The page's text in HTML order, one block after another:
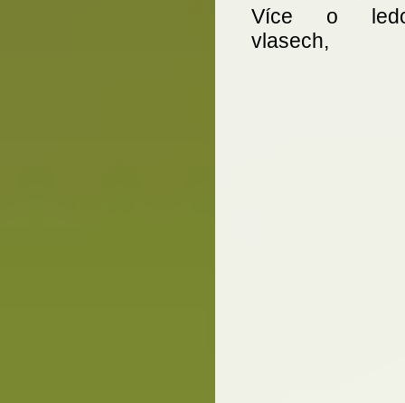
Více o
vlasech,